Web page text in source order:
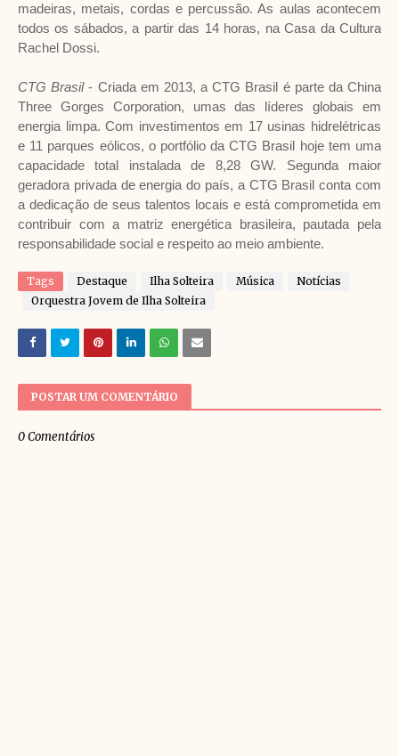
madeiras, metais, cordas e percussão. As aulas acontecem
todos os sábados, a partir das 14 horas, na Casa da Cultura
Rachel Dossi.
CTG Brasil- Criada em 2013, a CTG Brasil é parte da China
Three Gorges Corporation, umas das líderes globais em
energia limpa. Com investimentos em 17 usinas hidrelétricas
e 11 parques eólicos, o portfólio da CTG Brasil hoje tem uma
capacidade total instalada de 8,28 GW. Segunda maior
geradora privada de energia do país, a CTG Brasil conta com
a dedicação de seus talentos locais e está comprometida em
contribuir com a matriz energética brasileira, pautada pela
responsabilidade social e respeito ao meio ambiente.
Tags Destaque Ilha Solteira Música
Notícias
Orquestra Jovem de Ilha Solteira
POSTAR UM COMENTÁRIO
0 Comentários